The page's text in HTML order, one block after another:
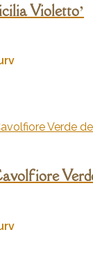
Violetto’